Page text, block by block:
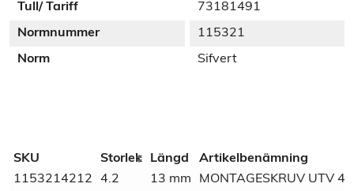
Tull/ Tariff 73181491
Normnummer 115321
Norm Sifvert
Dimensions N/A
SKU Storlek Längd
Artikelbenämning
1153214212
4.2 13 mm MONTAGESKRUV UTV